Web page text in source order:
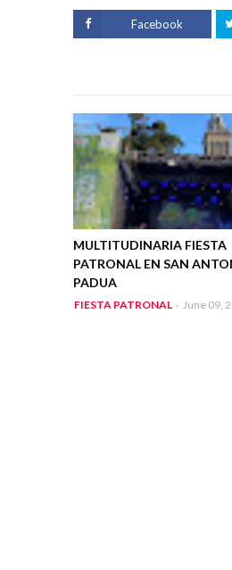
Facebook
MULTITUDINARIA FIESTA
PATRONAL EN SAN
PADUA
FIESTA PATRONAL - June 09,